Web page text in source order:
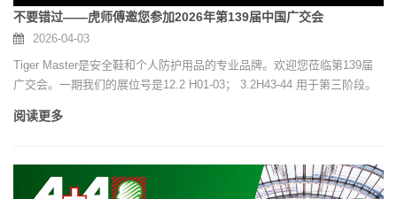
不要错过——虎师傅邀您参加2026年第139届中国广交会
2026-04-03
Tiger Master是安全鞋和个人防护用品的专业品牌。欢迎您莅临第139届
广交会。一期我们的展位号是12.2 H01-03； 3.2H43-44 用于第三阶段。
阅读更多